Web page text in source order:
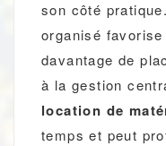
son côté
organisé
davantage de
à la gestion
location de
temps et peut